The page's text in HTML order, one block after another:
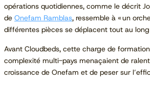
opérations quotidiennes, comme le décrit
de Onefam Ramblas, ressemble à « un
différentes pièces se déplacent tout au long
Avant Cloudbeds, cette charge de
complexité multi-pays menaçaient de
croissance de Onefam et de peser sur